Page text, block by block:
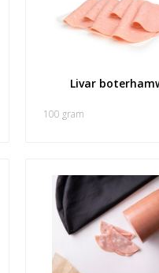
Livar
100 gram